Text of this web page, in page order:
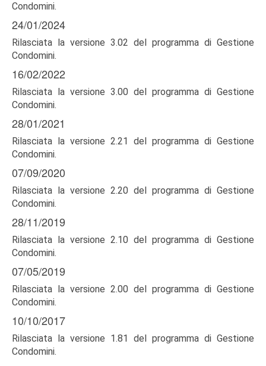
Condomini.
24/01/2024
Rilasciata la versione 3.02 del programma di Gestione
Condomini.
16/02/2022
Rilasciata la versione 3.00 del programma di Gestione
Condomini.
28/01/2021
Rilasciata la versione 2.21 del programma di Gestione
Condomini.
07/09/2020
Rilasciata la versione 2.20 del programma di Gestione
Condomini.
28/11/2019
Rilasciata la versione 2.10 del programma di Gestione
Condomini.
07/05/2019
Rilasciata la versione 2.00 del programma di Gestione
Condomini.
10/10/2017
Rilasciata la versione 1.81 del programma di Gestione
Condomini.